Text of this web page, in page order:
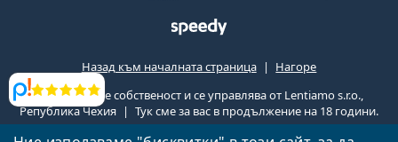
Прегледи
Назад към началната страница
Нагоре
Lentiamo.bg е собственост и се управлява от Lentiamo s.r.o.,
Република Чехия
Тук сме за вас в продължение на 18 години.